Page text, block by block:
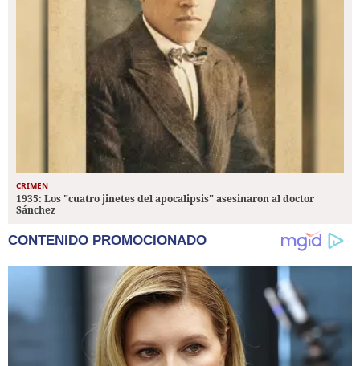
CRIMEN
1935: Los "cuatro jinetes del apocalipsis" asesinaron al doctor
Sánchez
CONTENIDO PROMOCIONADO